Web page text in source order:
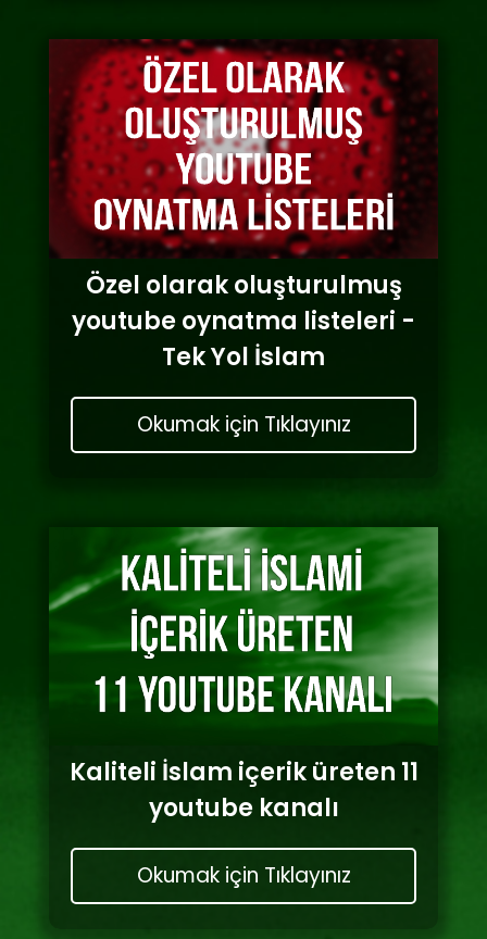
Özel olarak oluşturulmuş
youtube oynatma listeleri -
Tek Yol İslam
Okumak için Tıklayınız
Kaliteli İslam içerik üreten 11
youtube kanalı
Okumak için Tıklayınız